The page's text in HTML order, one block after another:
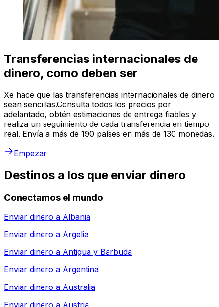
Transferencias internacionales de
dinero, como deben ser
Xe hace que las transferencias internacionales de dinero
sean sencillas.Consulta todos los precios por
adelantado, obtén estimaciones de entrega fiables y
realiza un seguimiento de cada transferencia en tiempo
real. Envía a más de 190 países en más de 130 monedas.
Empezar
Destinos a los que enviar dinero
Conectamos el mundo
Enviar dinero a Albania
Enviar dinero a Argelia
Enviar dinero a Antigua y Barbuda
Enviar dinero a Argentina
Enviar dinero a Australia
Enviar dinero a Austria